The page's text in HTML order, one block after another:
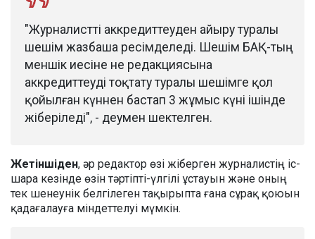
"Журналистті аккредиттеуден айыру туралы
шешім жазбаша ресімделеді. Шешім БАҚ-тың
меншік иесіне не редакциясына
аккредиттеуді тоқтату туралы шешімге қол
қойылған күннен бастап 3 жұмыс күні ішінде
жіберіледі", - деумен шектелген.
Жетіншіден, әр редактор өзі жіберген журналистің іс-
шара кезінде өзін тәртіпті-үлгілі ұстауын және оның
тек шенеунік белгілеген тақырыпта ғана сұрақ қоюын
қадағалауға міндеттелуі мүмкін.